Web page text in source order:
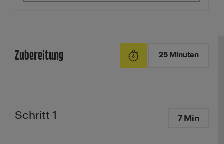
Zubereitung 25 Minuten
Schritt 1 7 Min